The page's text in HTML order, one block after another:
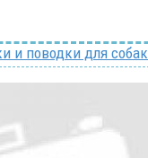
и поводки для собак